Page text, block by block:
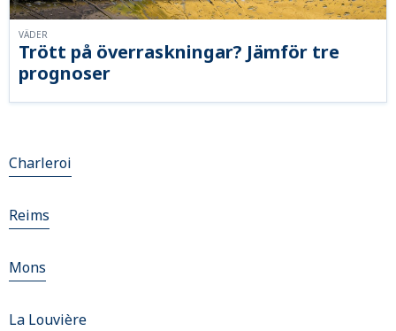
Trött på överraskningar? Jämför tre
prognoser
VÄDER
Charleroi
Reims
Mons
La Louvière